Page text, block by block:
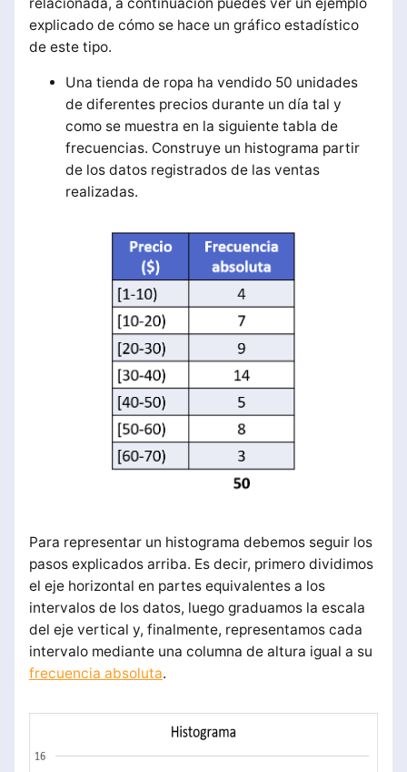
explicado de cómo se hace un gráfico estadístico
de este tipo.
Una tienda de ropa ha vendido 50 unidades
de diferentes precios durante un día tal y
como se muestra en la siguiente tabla de
frecuencias. Construye un histograma partir
de los datos registrados de las ventas
realizadas.
Para representar un histograma debemos seguir los
pasos explicados arriba. Es decir, primero dividimos
el eje horizontal en partes equivalentes a los
intervalos de los datos, luego graduamos la escala
del eje vertical y, finalmente, representamos cada
intervalo mediante una columna de altura igual a su
frecuencia absoluta.